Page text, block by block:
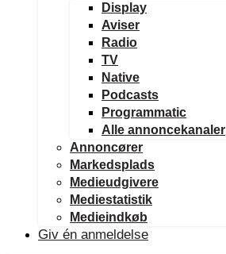
Display
Aviser
Radio
TV
Native
Podcasts
Programmatic
Alle annoncekanaler
Annoncører
Markedsplads
Medieudgivere
Mediestatistik
Medieindkøb
Giv én anmeldelse